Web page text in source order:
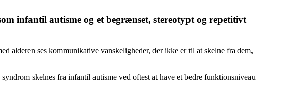
infantil autisme og et begrænset, stereotypt og repetitivt
alderen ses kommunikative vanskeligheder, der ikke er til at skelne fra dem,
skelnes fra infantil autisme ved oftest at have et bedre funktionsniveau